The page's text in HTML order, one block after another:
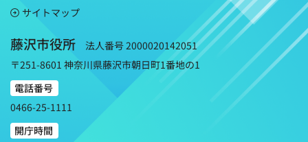
サイトマップ
藤沢市役所
法人番号 2000020142051
〒251-8601 神奈川県藤沢市朝日町1番地の1
電話番号
0466-25-1111
開庁時間